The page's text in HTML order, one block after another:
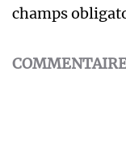
champs